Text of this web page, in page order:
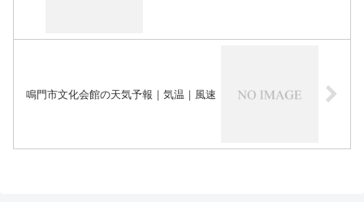
鳴門市文化会館の天気予報｜気温｜風速